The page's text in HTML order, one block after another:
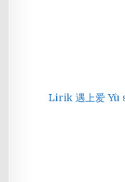
Lirik 遇上爱 Yù